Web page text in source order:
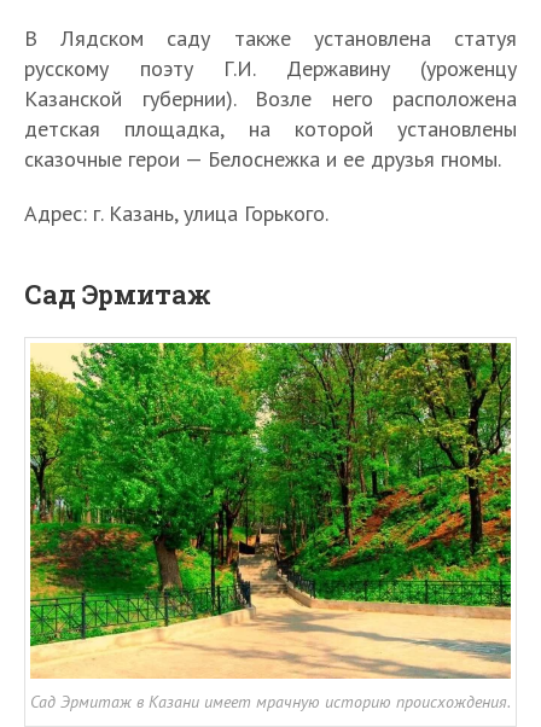
В Лядском саду также установлена статуя
русскому поэту Г.И. Державину (уроженцу
Казанской губернии). Возле него расположена
детская площадка, на которой установлены
сказочные герои — Белоснежка и ее друзья гномы.
Адрес: г. Казань, улица Горького.
Сад Эрмитаж
Сад Эрмитаж в Казани имеет мрачную историю происхождения.